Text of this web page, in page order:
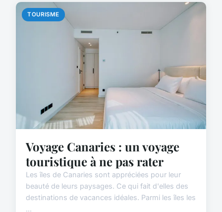
TOURISME
Voyage Canaries : un voyage
touristique à ne pas rater
Les îles de Canaries sont appréciées pour leur
beauté de leurs paysages. Ce qui fait d'elles des
destinations de vacances idéales. Parmi les îles les
...